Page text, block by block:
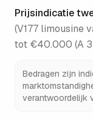
Prijsindicatie
(V177 limousine
tot €40.000 (A
Bedragen zijn
verantwoordelijk